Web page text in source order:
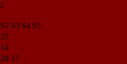
2
S2 S3 S4 S5
25
14
28 17